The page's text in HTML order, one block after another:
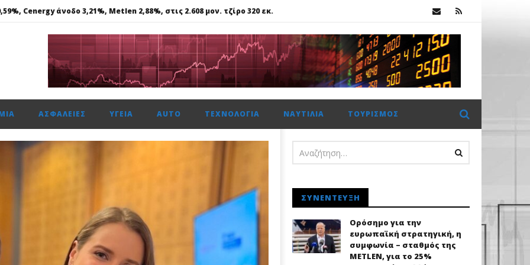
Cenergy άνοδο 3,21%, Metlen 2,88%, στις 2.608 μον. τζίρο 320 εκ.
ασφάλεια θέτει ως προτεραιότητα
Αποκτά το πρώτο Παρατηρητήριο Έργων
Cenergy άνοδο 3,21%, Metlen 2,88%, στις 2.608 μον. τζίρο 320 εκ.
ΑΣΦΆΛΕΙΕΣ ΥΓΕΊΑ AUTO ΤΕΧΝΟΛΟΓΊΑ ΝΑΥΤΙΛΊΑ ΤΟΥΡΙΣΜΌΣ
ΣΥΝΈΝΤΕΥΞΗ
Ορόσημο για την
ευρωπαϊκή στρατηγική, η
συμφωνία – σταθμός της
METLEN, για το 25%